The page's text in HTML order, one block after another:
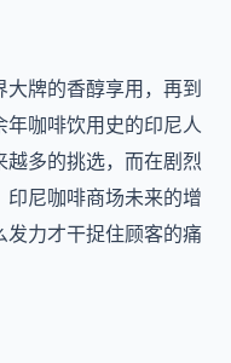
牌的香醇享用，再到
咖啡饮用史的印尼人
多的挑选，而在剧烈
尼咖啡商场未来的增
发力才干捉住顾客的痛